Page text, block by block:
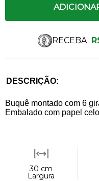
DESCRIÇÃO:
Buquê montado com 6
Embalado com papel
30 cm
Largura
RECEBA